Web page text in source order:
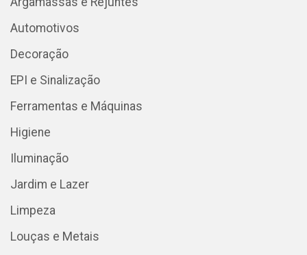
Automotivos
Decoração
EPI e Sinalização
Ferramentas e Máquinas
Higiene
Iluminação
Jardim e Lazer
Limpeza
Louças e Metais